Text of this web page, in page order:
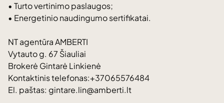
• Turto vertinimo paslaugos;
• Energetinio naudingumo sertifikatai.
NT agentūra AMBERTI
Vytauto g. 67 Šiauliai
Brokerė Gintarė Linkienė
Kontaktinis telefonas:+37065576484
El. paštas: gintare.lin@amberti.lt